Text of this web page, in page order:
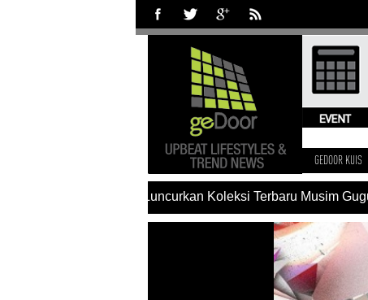
GEDOOR KUIS
#Charles & Keith Luncurkan Koleksi Terbaru Musim Gugur